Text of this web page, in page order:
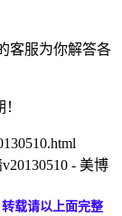
客服为你解答各
- 美博
载请以上面完整